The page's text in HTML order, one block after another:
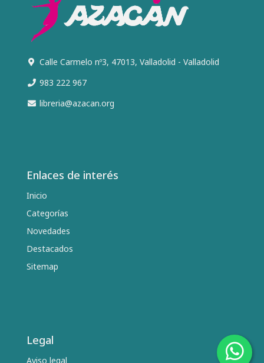
Calle Carmelo nº3, 47013, Valladolid - Valladolid
983 222 967
libreria@azacan.org
Enlaces de interés
Inicio
Categorías
Novedades
Destacados
Sitemap
Legal
Aviso legal